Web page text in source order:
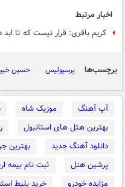
اخبار مرتبط
کریم باقری: قرار نیست که تا
برچسب‌ها پرسپولیس حسین
آپ آهنگ موزیک شاه
بهترین هتل های استانبول
دانلود آهنگ جدید
بهترین
پرشین هتل
ثبت نام بیمه
مزایده خودرو
خرید بلیط